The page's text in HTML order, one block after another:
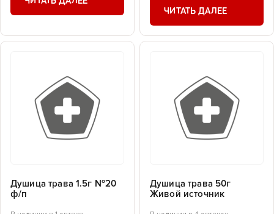
ЧИТАТЬ ДАЛЕЕ
Душица трава 1.5г №20
ф/п
Душица трава 50г
Живой источник